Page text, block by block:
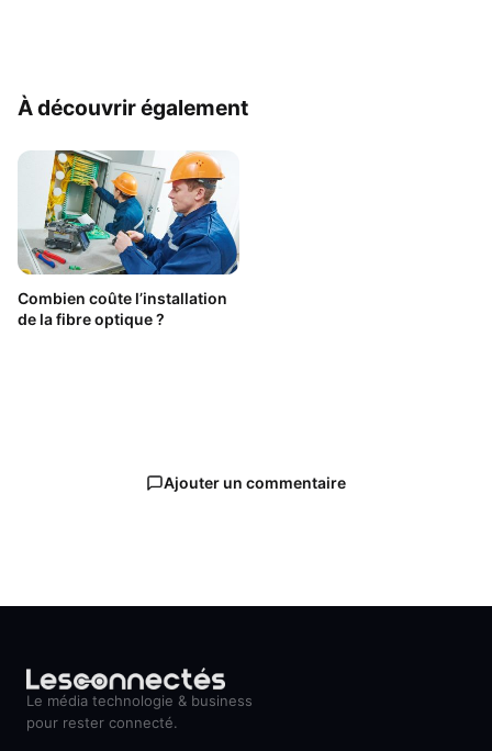
À découvrir également
Combien coûte l’installation
de la fibre optique ?
Ajouter un commentaire
Le média technologie & business
pour rester connecté.